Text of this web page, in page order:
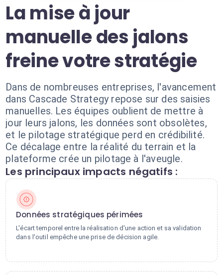
La mise à jour
manuelle des jalons
freine votre stratégie
Dans de nombreuses entreprises, l'avancement
dans Cascade Strategy repose sur des saisies
manuelles. Les équipes oublient de mettre à
jour leurs jalons, les données sont obsolètes,
et le pilotage stratégique perd en crédibilité.
Ce décalage entre la réalité du terrain et la
plateforme crée un pilotage à l'aveugle.
Les principaux impacts négatifs :
Données stratégiques périmées
L'écart temporel entre la réalisation d'une action et sa validation
dans l'outil empêche une prise de décision agile.